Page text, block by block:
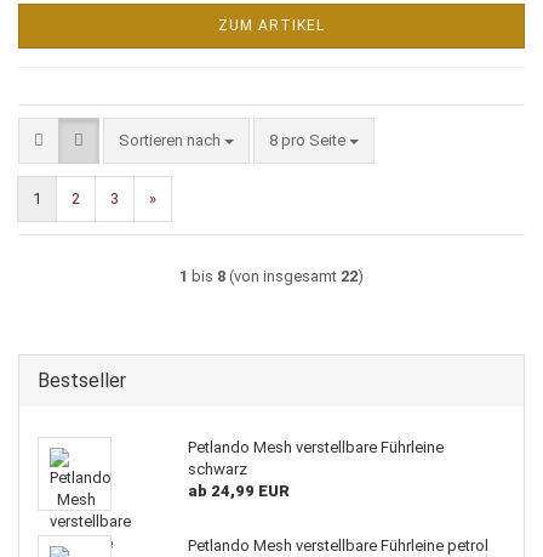
ZUM ARTIKEL
Sortieren nach
Sortieren nach 8 pro Seite
pro Seite
1 2 3 »
1 bis 8 (von insgesamt 22)
Bestseller
Petlando Mesh verstellbare Führleine
schwarz
ab 24,99 EUR
Petlando Mesh verstellbare Führleine petrol